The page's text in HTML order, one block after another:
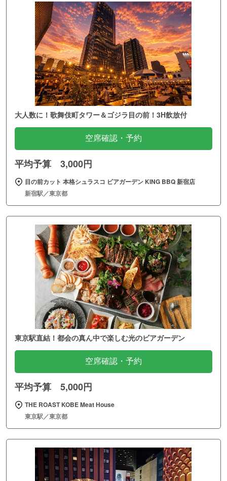
大人数に！歌舞伎町タワー＆ゴジラ目の前！3H飲放付
空席確認・予約
平均予算 3,000円
目の前カット 本格シュラスコ ビアガーデン KING BBQ 新宿店
新宿駅／東京都
東京駅直結！都会の真ん中で楽しむ光のビアガーデン
空席確認・予約
平均予算 5,000円
THE ROAST KOBE Meat House
東京駅／東京都